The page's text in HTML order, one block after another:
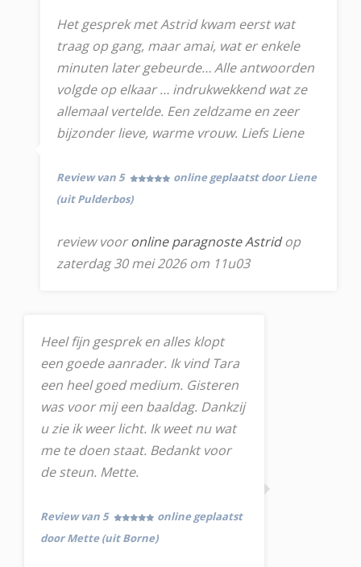
Het gesprek met Astrid kwam eerst wat
traag op gang, maar amai, wat er enkele
minuten later gebeurde… Alle antwoorden
volgde op elkaar … indrukwekkend wat ze
allemaal vertelde. Een zeldzame en zeer
bijzonder lieve, warme vrouw. Liefs Liene
Review van 5
online geplaatst door Liene
(uit Pulderbos)
review vooronline paragnoste Astridop
zaterdag 30 mei 2026 om 11u03
Heel fijn gesprek en alles klopt
een goede aanrader. Ik vind Tara
een heel goed medium. Gisteren
was voor mij een baaldag. Dankzij
u zie ik weer licht. Ik weet nu wat
me te doen staat. Bedankt voor
de steun. Mette.
Review van 5
online geplaatst
door Mette (uit Borne)